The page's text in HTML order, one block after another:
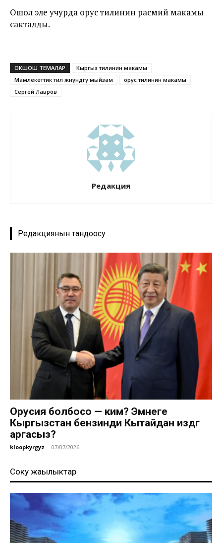
Ошол эле учурда орус тилинин расмий макамы
сакталды.
ОКШОШ ТЕМАЛАР
Кыргыз тилинин макамы
Мамлекеттик тил жөнүндөгү мыйзам
орус тилинин макамы
Сергей Лавров
Редакция
Редакциянын тандоосу
Орусия болбосо — ким? Эмнеге
Кыргызстан бензинди Кытайдан издөөгө
аргасыз?
kloopkyrgyz - 07/07/2026
Соңку жаңылыктар